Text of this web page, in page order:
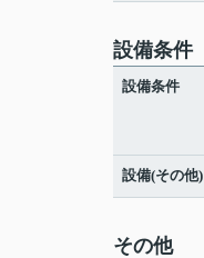
設備条件
設備条件
設備(その他)
その他